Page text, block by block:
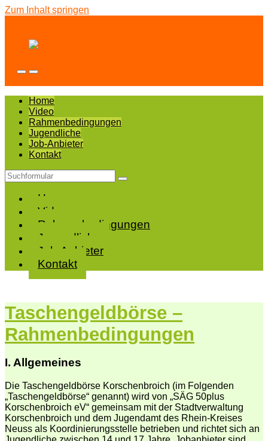
Zum Inhalt springen
Taschengeldbörse
Mobil-
Menü
umschalten
Suchfeld
umschalten
Home
Video
Rahmenbedingungen
Jugendliche
Job-Anbieter
Kontakt
Suchen
Home
Video
Rahmenbedingungen
Jugendliche
Job-Anbieter
Kontakt
Taschengeldbörse –
Rahmenbedingungen
I. Allgemeines
Die Taschengeldbörse Korschenbroich (im Folgenden
„Taschengeldbörse“ genannt) wird von „SÄG 50plus
Korschenbroich eV“ gemeinsam mit der Stadtverwaltung
Korschenbroich und dem Jugendamt des Rhein-Kreises
Neuss als Koordinierungsstelle betrieben und richtet sich an